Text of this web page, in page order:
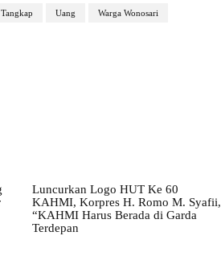
Tangkap Uang Warga Wonosari
Luncurkan Logo HUT Ke 60
KAHMI, Korpres H. Romo M. Syafii,
“KAHMI Harus Berada di Garda
Terdepan